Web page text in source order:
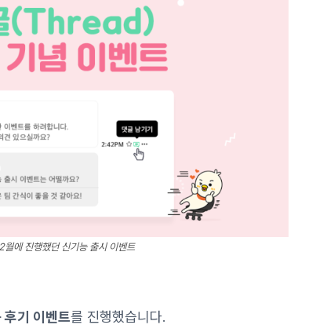
월에 진행했던 신기능 출시 이벤트
후기 이벤트를 진행했습니다.